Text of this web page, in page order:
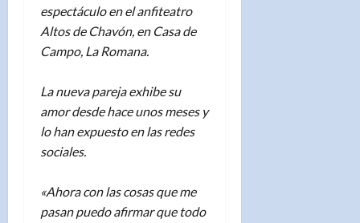
espectáculo en el anfiteatro
Altos de Chavón, en Casa de
Campo, La Romana.
La nueva pareja exhibe su
amor desde hace unos meses y
lo han expuesto en las redes
sociales.
«Ahora con las cosas que me
pasan puedo afirmar que todo